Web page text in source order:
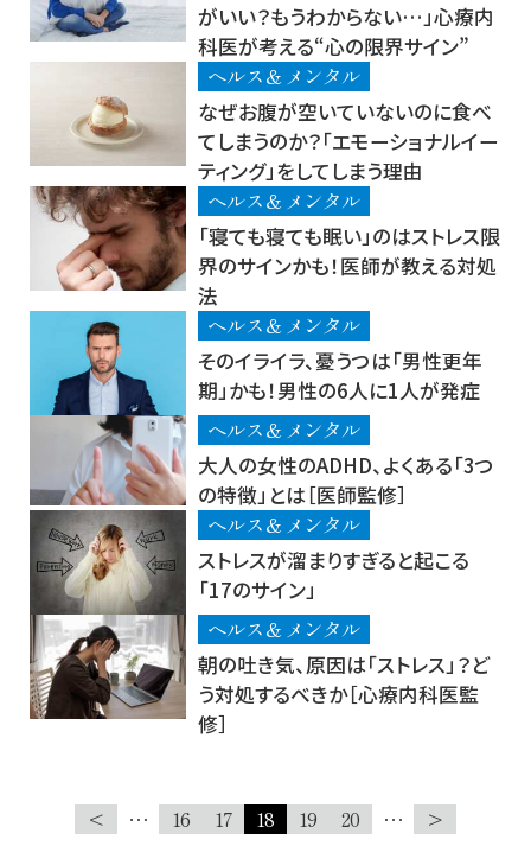
がいい？もうわからない…」心療内
科医が考える“心の限界サイン”
ヘルス＆メンタル
なぜお腹が空いていないのに食べ
てしまうのか？「エモーショナルイー
ティング」をしてしまう理由
ヘルス＆メンタル
「寝ても寝ても眠い」のはストレス限
界のサインかも！医師が教える対処
法
ヘルス＆メンタル
そのイライラ、憂うつは「男性更年
期」かも！男性の6人に1人が発症
ヘルス＆メンタル
大人の女性のADHD、よくある「3つ
の特徴」とは［医師監修］
ヘルス＆メンタル
ストレスが溜まりすぎると起こる
「17のサイン」
ヘルス＆メンタル
朝の吐き気、原因は「ストレス」？ど
う対処するべきか［心療内科医監
修］
< … 16 17 18 19 20 … >